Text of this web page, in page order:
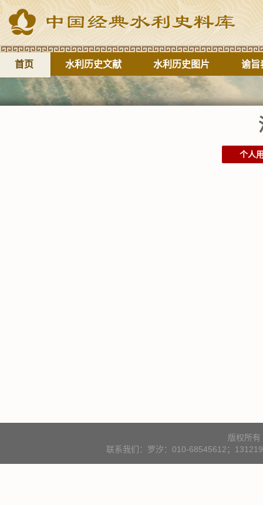
首页 水利历史文献 水利历史图片 谕旨
个人
版权所
联系我们：罗汐：010-68545612；